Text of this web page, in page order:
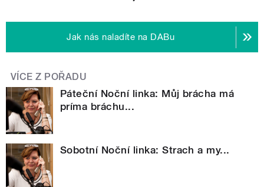
Jak nás naladíte na DABu
VÍCE Z POŘADU
Páteční Noční linka: Můj brácha má
príma bráchu...
Sobotní Noční linka: Strach a my...